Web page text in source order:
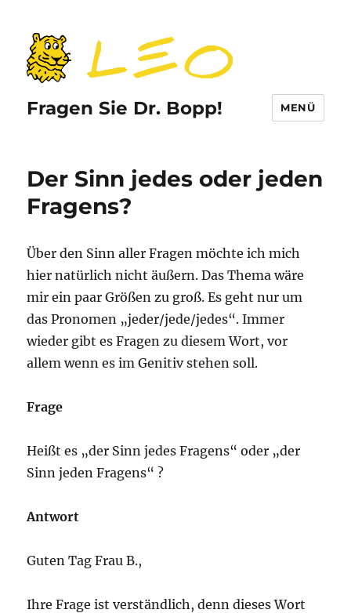
Fragen Sie Dr. Bopp! MENÜ
Der Sinn jedes oder jeden
Fragens?
Über den Sinn aller Fragen möchte ich mich
hier natürlich nicht äußern. Das Thema wäre
mir ein paar Größen zu groß. Es geht nur um
das Pronomen „jeder/jede/jedes“. Immer
wieder gibt es Fragen zu diesem Wort, vor
allem wenn es im Genitiv stehen soll.
Frage
Heißt es „der Sinn jedes Fragens“ oder „der
Sinn jeden Fragens“ ?
Antwort
Guten Tag Frau B.,
Ihre Frage ist verständlich, denn dieses Wort